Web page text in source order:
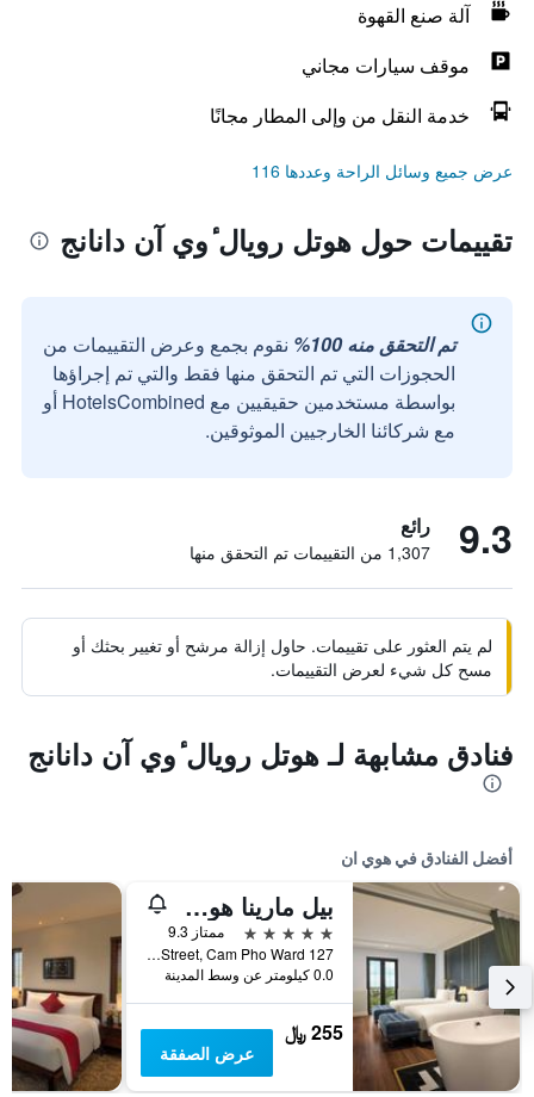
آلة صنع القهوة
موقف سيارات مجاني
خدمة النقل من وإلى المطار مجانًا
عرض جميع وسائل الراحة وعددها 116
تقييمات حول هوتل رويال ٔوي آن دانانج
تم التحقق منه 100%
نقوم بجمع وعرض التقييمات من
الحجوزات التي تم التحقق منها فقط والتي تم إجراؤها
بواسطة مستخدمين حقيقيين مع HotelsCombined أو
مع شركائنا الخارجيين الموثوقين.
9.3 رائع
1,307 من التقييمات تم التحقق منها
لم يتم العثور على تقييمات. حاول إزالة مرشح أو تغيير بحثك أو
مسح كل شيء لعرض التقييمات.
فنادق مشابهة لـ هوتل رويال ٔوي آن دانانج
أفضل الفنادق في هوي ان
بيل مارينا هوي آن ريزورت
5 نجوم
ممتاز 9.3
127 Nguyen Phuc Tan Street, Cam Pho Ward, هوي ان, فيتنام
0.0 كيلومتر عن وسط المدينة
255 ﷼
عرض الصفقة